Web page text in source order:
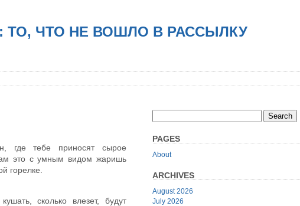
ТО, ЧТО НЕ ВОШЛО В РАССЫЛКУ
где тебе приносят сырое
это с умным видом жаришь
горелке.
сколько влезет, будут
PAGES
About
ARCHIVES
August 2026
July 2026